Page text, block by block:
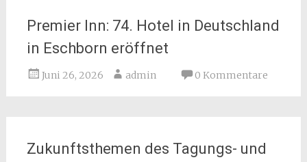
Premier Inn: 74. Hotel in Deutschland
in Eschborn eröffnet
Juni 26, 2026 admin 0 Kommentare
Zukunftsthemen des Tagungs- und